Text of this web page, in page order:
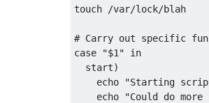
touch /var/lock/blah
# Carry out specific
case "$1" in
  start)
echo "Starting
echo "Could do more